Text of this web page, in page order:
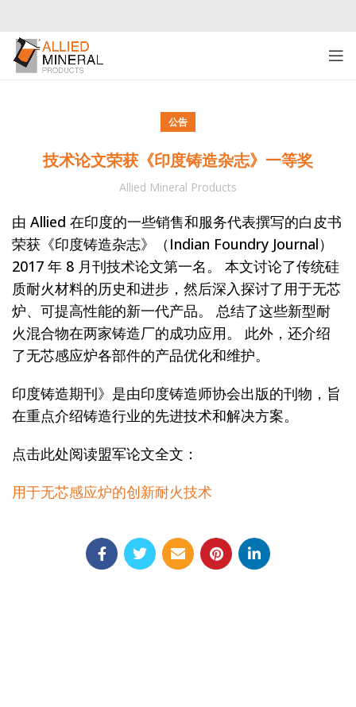
公告
技术论文荣获《印度铸造杂志》一等奖
Allied Mineral Products
由 Allied 在印度的一些销售和服务代表撰写的白皮书
荣获《印度铸造杂志》（Indian Foundry Journal）
2017 年 8 月刊技术论文第一名。 本文讨论了传统硅
质耐火材料的历史和进步，然后深入探讨了用于无芯
炉、可提高性能的新一代产品。 总结了这些新型耐
火混合物在两家铸造厂的成功应用。 此外，还介绍
了无芯感应炉各部件的产品优化和维护。
印度铸造期刊》是由印度铸造师协会出版的刊物，旨
在重点介绍铸造行业的先进技术和解决方案。
点击此处阅读盟军论文全文：
用于无芯感应炉的创新耐火技术